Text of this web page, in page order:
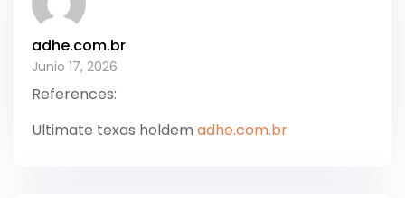
adhe.com.br
Junio 17, 2026
References:
Ultimate texas holdem adhe.com.br